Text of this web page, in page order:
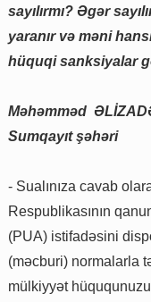
sayılırmı? Əgər
yaranır və məni
hüquqi sanksiyalar
Məhəmməd
Sumqayıt şəhəri
- Sualınıza cavab
Respublikasının
(PUA) istifadəsini
(məcburi) normalarla
mülkiyyət